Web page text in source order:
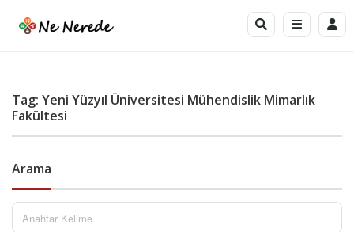
Tag: Yeni Yüzyıl Üniversitesi Mühendislik Mimarlık
Fakültesi
Arama